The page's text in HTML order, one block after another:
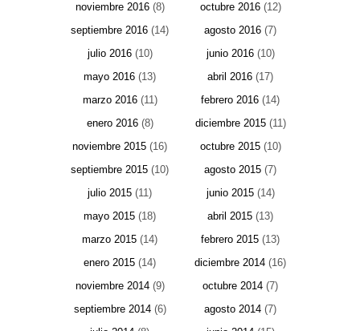
noviembre 2016(8) octubre 2016(12)
septiembre 2016 (14) agosto 2016 (7)
julio 2016(10) junio 2016(10)
mayo 2016 (13) abril 2016 (17)
marzo 2016(11) febrero 2016 (14)
enero 2016(8) diciembre 2015(11)
noviembre 2015 (16) octubre 2015(10)
septiembre 2015 (10) agosto 2015 (7)
julio 2015 (11) junio 2015(14)
mayo 2015 (18) abril 2015 (13)
marzo 2015 (14) febrero 2015 (13)
enero 2015 (14) diciembre 2014 (16)
noviembre 2014(9) octubre 2014 (7)
septiembre 2014(6) agosto 2014 (7)